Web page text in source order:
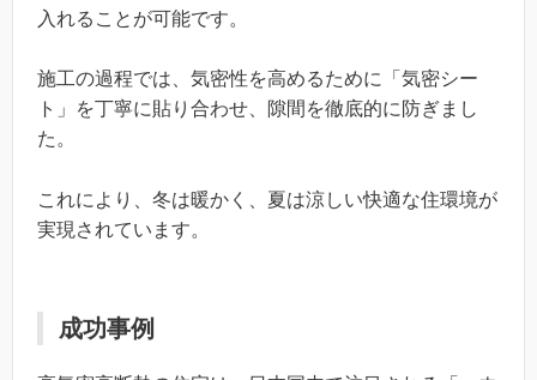
入れることが可能です。
施工の過程では、気密性を高めるために「気密シー
ト」を丁寧に貼り合わせ、隙間を徹底的に防ぎまし
た。
これにより、冬は暖かく、夏は涼しい快適な住環境が
実現されています。
成功事例